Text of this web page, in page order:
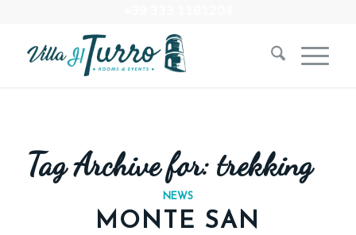
Tag Archive for: trekking
NEWS
MONTE SAN